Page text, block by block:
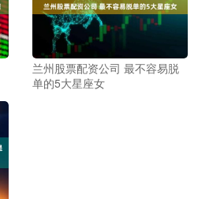
兰州股票配资公司 最不容易脱
单的5大星座女